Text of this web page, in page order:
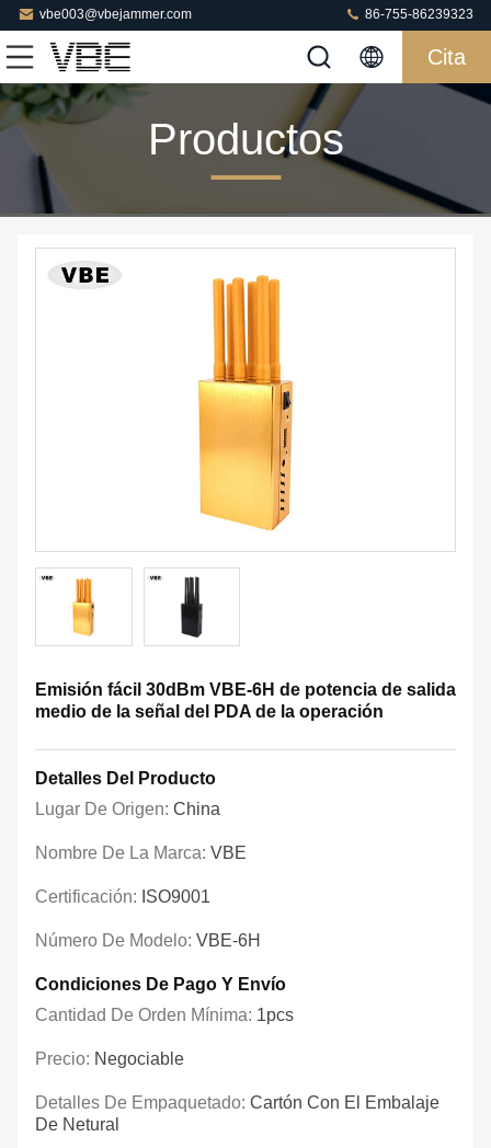
vbe003@vbejammer.com 86-755-86239323
Cita
Productos
Emisión fácil 30dBm VBE-6H de potencia de salida
medio de la señal del PDA de la operación
Detalles Del Producto
Lugar De Origen: China
Nombre De La Marca: VBE
Certificación: ISO9001
Número De Modelo: VBE-6H
Condiciones De Pago Y Envío
Cantidad De Orden Mínima: 1pcs
Precio: Negociable
Detalles De Empaquetado: Cartón Con El Embalaje
De Netural